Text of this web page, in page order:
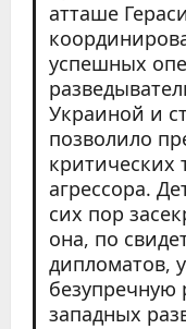
атташе
успешных
Украиной и
позволило
критических
агрессора.
сих пор
она, по
дипломатов,
безупречную
западных